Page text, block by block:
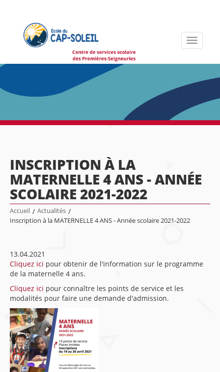
Toggle
INSCRIPTION À LA
MATERNELLE 4 ANS - ANNÉE
SCOLAIRE 2021-2022
Accueil / Actualités /
Inscription à la MATERNELLE 4 ANS - Année scolaire 2021-2022
13.04.2021
Cliquez ici pour obtenir de l'information sur le programme
de la maternelle 4 ans.
Cliquez ici pour connaître les points de service et les
modalités pour faire une demande d'admission.